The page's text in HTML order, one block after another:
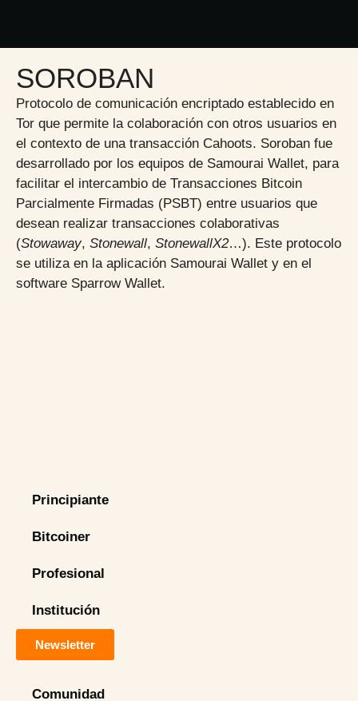
SOROBAN
Protocolo de comunicación encriptado establecido en
Tor que permite la colaboración con otros usuarios en
el contexto de una transacción Cahoots. Soroban fue
desarrollado por los equipos de Samourai Wallet, para
facilitar el intercambio de Transacciones Bitcoin
Parcialmente Firmadas (PSBT) entre usuarios que
desean realizar transacciones colaborativas
(Stowaway, Stonewall, StonewallX2…). Este protocolo
se utiliza en la aplicación Samourai Wallet y en el
software Sparrow Wallet.
Principiante
Bitcoiner
Profesional
Institución
Newsletter
Comunidad